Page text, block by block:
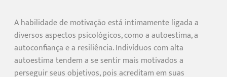
A habilidade de motivação está intimamente ligada a
diversos aspectos psicológicos, como a autoestima, a
autoconfiança e a resiliência. Indivíduos com alta
autoestima tendem a se sentir mais motivados a
perseguir seus objetivos, pois acreditam em suas